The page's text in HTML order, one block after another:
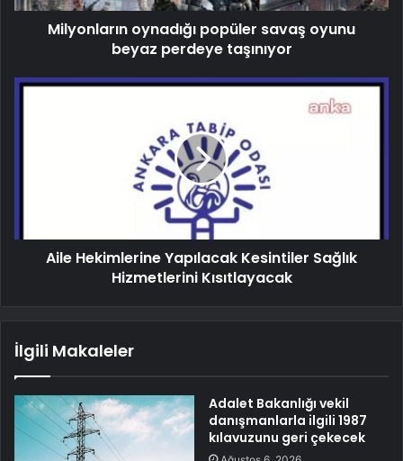
Milyonların oynadığı popüler savaş oyunu
beyaz perdeye taşınıyor
Aile Hekimlerine Yapılacak Kesintiler Sağlık
Hizmetlerini Kısıtlayacak
İlgili Makaleler
Adalet Bakanlığı vekil
danışmanlarla ilgili 1987
kılavuzunu geri çekecek